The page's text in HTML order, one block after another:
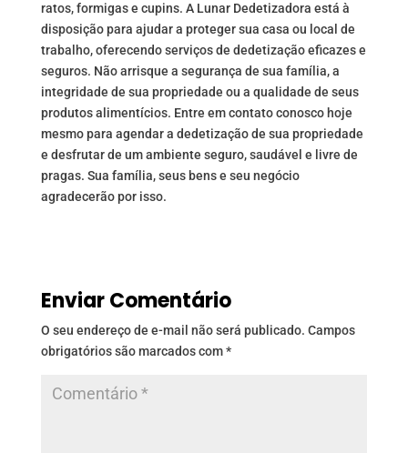
ratos, formigas e cupins. A Lunar Dedetizadora está à
disposição para ajudar a proteger sua casa ou local de
trabalho, oferecendo serviços de dedetização eficazes e
seguros. Não arrisque a segurança de sua família, a
integridade de sua propriedade ou a qualidade de seus
produtos alimentícios. Entre em contato conosco hoje
mesmo para agendar a dedetização de sua propriedade
e desfrutar de um ambiente seguro, saudável e livre de
pragas. Sua família, seus bens e seu negócio
agradecerão por isso.
Enviar Comentário
O seu endereço de e-mail não será publicado. Campos
obrigatórios são marcados com*